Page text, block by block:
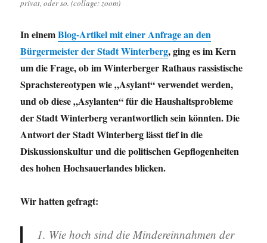
privat, oder so. (collage: zoom)
In einemBlog-Artikel mit einer Anfrage an den
Bürgermeister der Stadt Winterberg, ging es im Kern
um die Frage, ob im Winterberger Rathaus rassistische
Sprachstereotypen wie „Asylant“ verwendet werden,
und ob diese „Asylanten“ für die Haushaltsprobleme
der Stadt Winterberg verantwortlich sein könnten. Die
Antwort der Stadt Winterberg lässt tief in die
Diskussionskultur und die politischen Gepflogenheiten
des hohen Hochsauerlandes blicken.
Wir hatten gefragt:
1. Wie hoch sind die Mindereinnahmen der